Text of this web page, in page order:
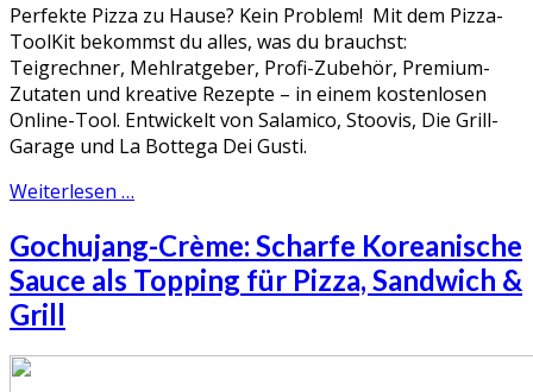
Perfekte Pizza zu Hause? Kein Problem! Mit dem Pizza-
ToolKit bekommst du alles, was du brauchst:
Teigrechner, Mehlratgeber, Profi-Zubehör, Premium-
Zutaten und kreative Rezepte – in einem kostenlosen
Online-Tool. Entwickelt von Salamico, Stoovis, Die Grill-
Garage und La Bottega Dei Gusti.
Weiterlesen …
Gochujang-Crème: Scharfe Koreanische
Sauce als Topping für Pizza, Sandwich &
Grill